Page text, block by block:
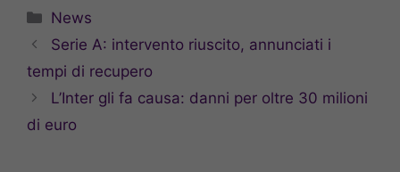
Categorie
News
Serie A: intervento riuscito, annunciati i
tempi di recupero
L’Inter gli fa causa: danni per oltre 30 milioni
di euro